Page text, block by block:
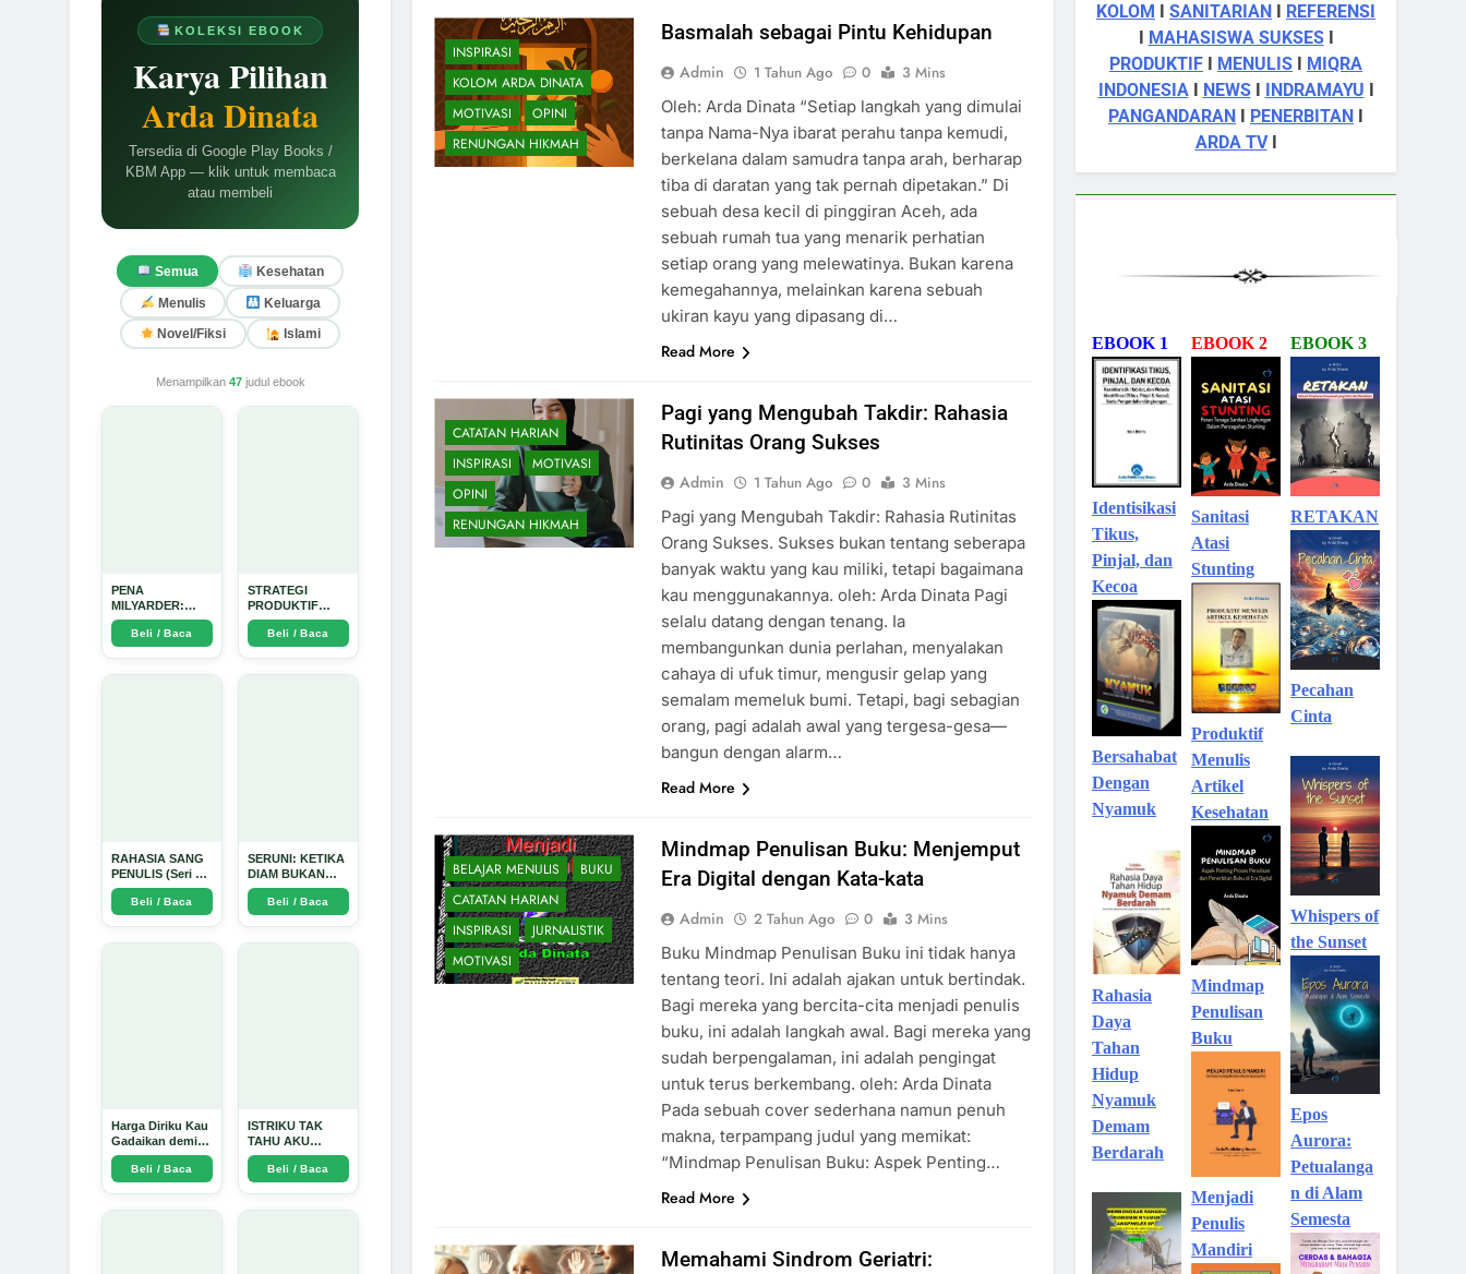
KOLEKSI EBOOK
Karya Pilihan
Arda Dinata
Tersedia di Google Play Books /
KBM App — klik untuk membaca
atau membeli
Semua Kesehatan
Menulis Keluarga
Novel/Fiksi Islami
Menampilkan 47judul ebook
PENA
MILYARDER:
Kisah, Rahasia
Sukses, dan
Panduan Menjadi
Beli / Baca
STRATEGI
PRODUKTIF
MENULIS
UPDATE - Arda
Dinata
Beli / Baca
RAHASIA SANG
PENULIS (Seri 1)
- Arda Dinata
Beli / Baca
SERUNI: KETIKA
DIAM BUKAN
LAGI PILIHAN -
Arda Dinata
Beli / Baca
Harga Diriku Kau
Gadaikan demi
Perempuan Itu -
Arda Dinata
Beli / Baca
ISTRIKU TAK
TAHU AKU
PENGUSAHA
EMAS - Arda
Beli / Baca
INSPIRASI
KOLOM ARDA DINATA
MOTIVASI
OPINI
RENUNGAN HIKMAH
Basmalah sebagai Pintu Kehidupan
Admin 1 Tahun Ago 0
3 Mins
Oleh: Arda Dinata “Setiap langkah yang dimulai
tanpa Nama-Nya ibarat perahu tanpa kemudi,
berkelana dalam samudra tanpa arah, berharap
tiba di daratan yang tak pernah dipetakan.” Di
sebuah desa kecil di pinggiran Aceh, ada
sebuah rumah tua yang menarik perhatian
setiap orang yang melewatinya. Bukan karena
kemegahannya, melainkan karena sebuah
ukiran kayu yang dipasang di…
Read More
CATATAN HARIAN
INSPIRASI
MOTIVASI
OPINI
RENUNGAN HIKMAH
Pagi yang Mengubah Takdir: Rahasia
Rutinitas Orang Sukses
Admin 1 Tahun Ago 0
3 Mins
Pagi yang Mengubah Takdir: Rahasia Rutinitas
Orang Sukses. Sukses bukan tentang seberapa
banyak waktu yang kau miliki, tetapi bagaimana
kau menggunakannya. oleh: Arda Dinata Pagi
selalu datang dengan tenang. Ia
membangunkan dunia perlahan, menyalakan
cahaya di ufuk timur, mengusir gelap yang
semalam memeluk bumi. Tetapi, bagi sebagian
orang, pagi adalah awal yang tergesa-gesa—
bangun dengan alarm…
Read More
BELAJAR MENULIS
BUKU
CATATAN HARIAN
INSPIRASI
JURNALISTIK
MOTIVASI
Mindmap Penulisan Buku: Menjemput
Era Digital dengan Kata-kata
Admin 2 Tahun Ago 0
3 Mins
Buku Mindmap Penulisan Buku ini tidak hanya
tentang teori. Ini adalah ajakan untuk bertindak.
Bagi mereka yang bercita-cita menjadi penulis
buku, ini adalah langkah awal. Bagi mereka yang
sudah berpengalaman, ini adalah pengingat
untuk terus berkembang. oleh: Arda Dinata
Pada sebuah cover sederhana namun penuh
makna, terpampang judul yang memikat:
“Mindmap Penulisan Buku: Aspek Penting…
Read More
Memahami Sindrom Geriatri:
KOLOM I SANITARIAN I REFERENSI
I MAHASISWA SUKSESI
PRODUKTIF I MENULIS I MIQRA
INDONESIAI NEWSI INDRAMAYU I
PANGANDARAN I PENERBITAN I
ARDA TVI
EBOOK 1
Identisikasi
Tikus,
Pinjal, dan
Kecoa
Bersahabat
Dengan
Nyamuk
Rahasia
Daya
Tahan
Hidup
Nyamuk
Demam
Berdarah
EBOOK 2
Sanitasi
Atasi
Stunting
Produktif
Menulis
Artikel
Kesehatan
Mindmap
Penulisan
Buku
Menjadi
Penulis
Mandiri
EBOOK 3
RETAKAN
Pecahan
Cinta
Whispers of
the Sunset
Epos
Aurora:
Petualanga
n di Alam
Semesta